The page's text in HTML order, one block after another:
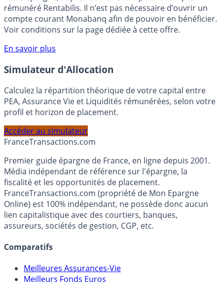
Bénéficiez de cette offre de placement sans risque pour
votre épargne, auprès de Monabanq, via le compte
rémunéré Rentabilis. Il n’est pas nécessaire d’ouvrir un
Voir conditions sur la page dédiée à cette offre.
En savoir plus
Simulateur d'Allocation
Calculez la répartition théorique de votre capital entre
PEA, Assurance Vie et Liquidités rémunérées, selon votre
profil et horizon de placement.
FranceTransactions.com
Premier guide épargne de France, en ligne depuis 2001.
Média indépendant de référence sur l'épargne, la
fiscalité et les opportunités de placement.
FranceTransactions.com (propriété de Mon Epargne
Online) est 100% indépendant, ne possède donc aucun
lien capitalistique avec des courtiers, banques,
assureurs, sociétés de gestion, CGP, etc.
Comparatifs